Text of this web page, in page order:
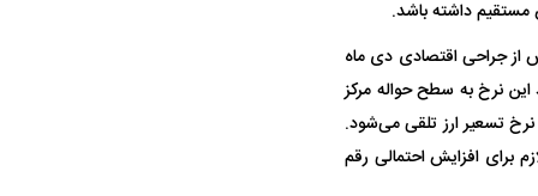
از جراحی اقتصادی دی ماه
داشت، در سال جدید این نرخ به سطح حواله مرکز
است؛ تغییری که به معنای رشد نزدیک به ۳۰ درصدی در نرخ تسعیر ارز تلقی می‌شود.
برای افزایش احتمالی رقم